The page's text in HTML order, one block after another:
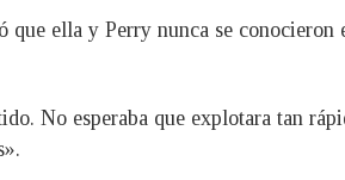
ella y Perry nunca se conocieron
No esperaba que explotara tan